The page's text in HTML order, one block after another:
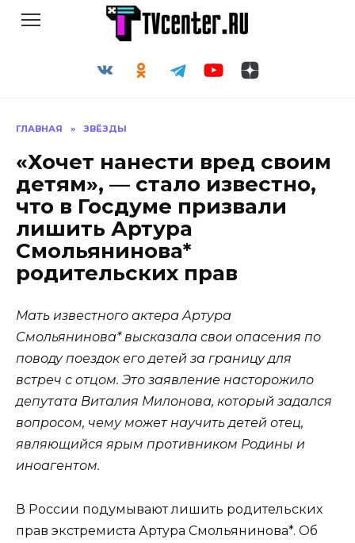
ГЛАВНАЯ » ЗВЁЗДЫ
«Хочет нанести вред своим
детям», — стало известно,
что в Госдуме призвали
лишить Артура
Смольянинова*
родительских прав
Мать известного актера Артура
Смольянинова* высказала свои опасения по
поводу поездок его детей за границу для
встреч с отцом. Это заявление насторожило
депутата Виталия Милонова, который задался
вопросом, чему может научить детей отец,
являющийся ярым противником Родины и
иноагентом.
В России подумывают лишить родительских
прав экстремиста Артура Смольянинова*. Об